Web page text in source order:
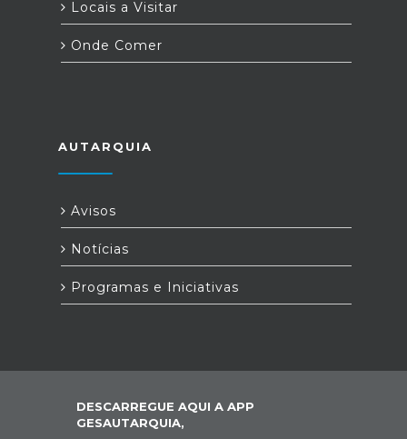
Locais a Visitar
Onde Comer
AUTARQUIA
Avisos
Notícias
Programas e Iniciativas
DESCARREGUE AQUI A APP
GESAUTARQUIA,